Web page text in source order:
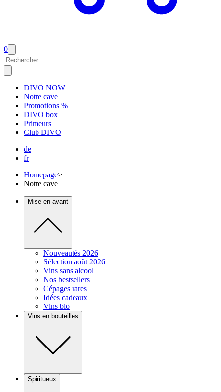
0
DIVO NOW
Notre cave
Promotions %
DIVO box
Primeurs
Club DIVO
de
fr
Homepage>
Notre cave
Mise en avant
Nouveautés 2026
Sélection août 2026
Vins sans alcool
Nos bestsellers
Cépages rares
Idées cadeaux
Vins bio
Vins en bouteilles
Spiritueux